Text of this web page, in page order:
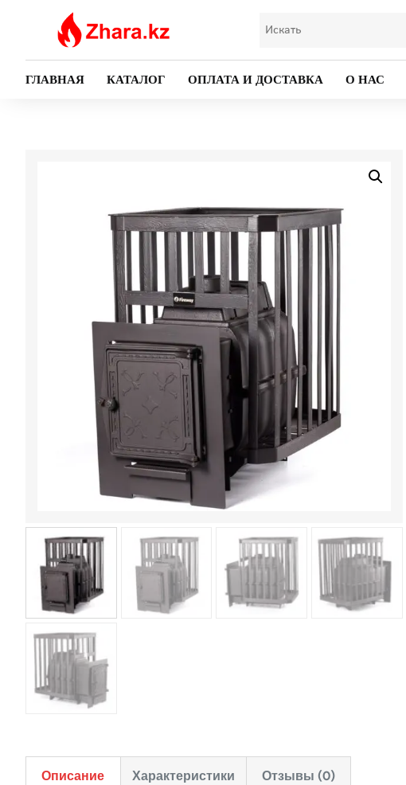
ГЛАВНАЯ КАТАЛОГ ОПЛАТА И ДОСТАВКА О НАС
Описание Характеристики Отзывы (0)